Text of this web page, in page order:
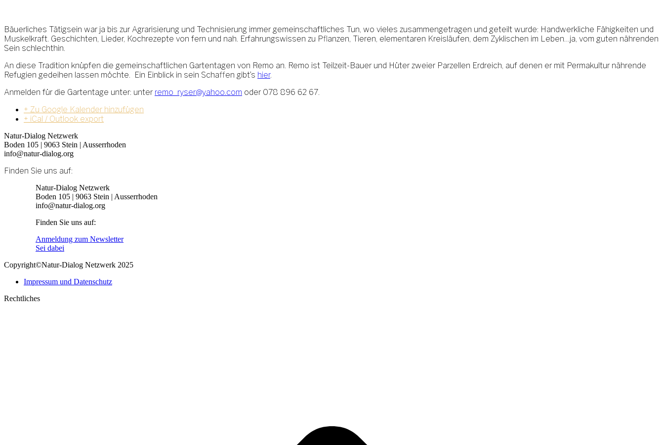
Bäuerliches Tätigsein war ja bis zur Agrarisierung und Technisierung immer gemeinschaftliches Tun, wo vieles zusammengetragen und geteilt wurde: Handwerkliche Fähigkeiten und
Muskelkraft. Geschichten, Lieder, Kochrezepte von fern und nah. Erfahrungswissen zu Pflanzen, Tieren, elementaren Kreisläufen, dem Zyklischen im Leben…ja, vom guten nährenden
Sein schlechthin.
An diese Tradition knüpfen die gemeinschaftlichen Gartentagen von Remo an. Remo ist Teilzeit-Bauer und Hüter zweier Parzellen Erdreich, auf denen er mit Permakultur nährende
Refugien gedeihen lassen möchte. Ein Einblick in sein Schaffen gibt’s hier.
Anmelden für die Gartentage unter: unter remo_ryser@yahoo.com oder 078 896 62 67.
+ Zu Google Kalender hinzufügen
+ iCal / Outlook export
Natur-Dialog Netzwerk
Boden 105 | 9063 Stein | Ausserrhoden
info@natur-dialog.org
Finden Sie uns auf:
Natur-Dialog Netzwerk
Boden 105 | 9063 Stein | Ausserrhoden
info@natur-dialog.org
Finden Sie uns auf:
Linkedin
page
in
window
E-
Mail
opens
new
Anmeldung zum Newsletter
Sei dabei
Copyright©Natur-Dialog Netzwerk 2025
Impressum und Datenschutz
Rechtliches